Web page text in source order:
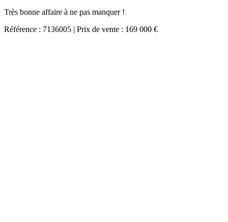
Très bonne affaire à ne pas manquer !
Référence : 7136005 | Prix de vente : 169 000 €